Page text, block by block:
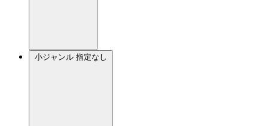
小ジャンル 指定なし